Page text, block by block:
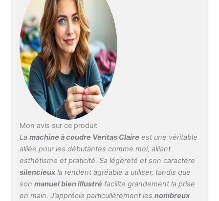
point optimales, mais
peuvent également être
modifiés de manière
invidiuelle. La livraison
comprend 9 pieds
presseurs : pied
presseur universel, pied
zig-zag, pied
boutonnière (1 niveau),
pied pour boutonnière (1
pied point satin, pied
pour point invisible, pied
surjeteuse et pied de
fermeture éclair standard
Fonction de couture
automatique et longueur
et largeur de point
Mon avis sur ce produit
Lamachine à coudre Veritas Claire est une véritable
alliée pour les débutantes comme moi, alliant
esthétisme et praticité. Sa légèreté et son caractère
silencieuxla rendent agréable à utiliser, tandis que
sonmanuel bien illustré facilite grandement la prise
en main. J’apprécie particulièrement lesnombreux